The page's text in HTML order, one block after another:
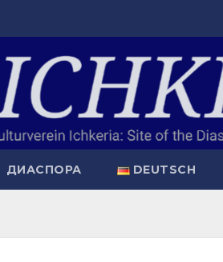
ДИАСПОРА DEUTSCH